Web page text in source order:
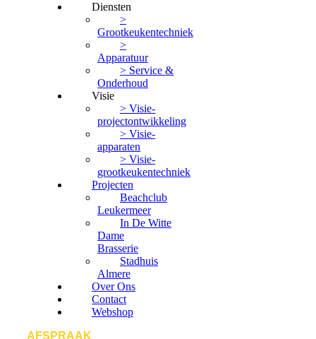
Diensten
>
Grootkeukentechniek
>
Apparatuur
> Service &
Onderhoud
Visie
> Visie-
projectontwikkeling
> Visie-
apparaten
> Visie-
grootkeukentechniek
Projecten
Beachclub
Leukermeer
In De Witte
Dame
Brasserie
Stadhuis
Almere
Over Ons
Contact
Webshop
AFSPRAAK